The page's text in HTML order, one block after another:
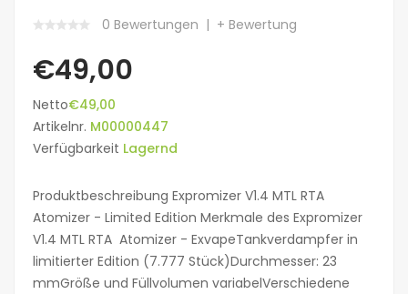
0 Bewertungen + Bewertung
€49,00
Netto€49,00
Artikelnr. M00000447
Verfügbarkeit Lagernd
Produktbeschreibung Expromizer V1.4 MTL RTA
Atomizer - Limited Edition Merkmale des Expromizer
V1.4 MTL RTA Atomizer - ExvapeTankverdampfer in
limitierter Edition (7.777 Stück)Durchmesser: 23
mmGröße und Füllvolumen variabelVerschiedene